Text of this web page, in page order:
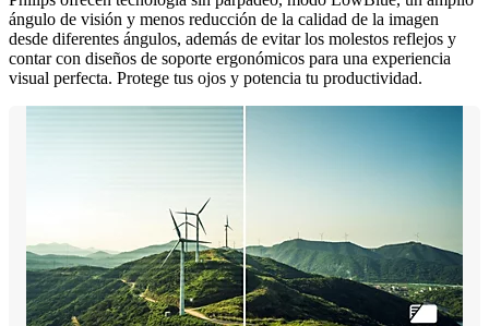
ángulo de visión y menos reducción de la calidad de la imagen
desde diferentes ángulos, además de evitar los molestos reflejos y
contar con diseños de soporte ergonómicos para una experiencia
visual perfecta. Protege tus ojos y potencia tu productividad.